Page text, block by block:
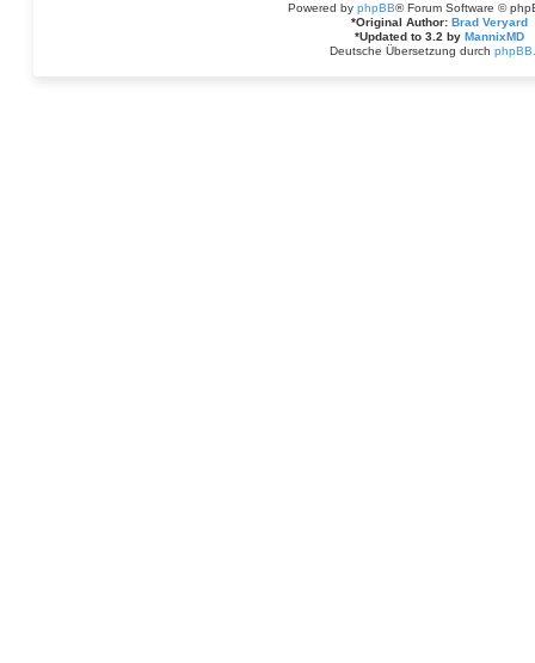
Powered by phpBB® Forum Software ©
*Original Author: Brad Veryard
*Updated to 3.2 by MannixMD
Deutsche Übersetzung durch